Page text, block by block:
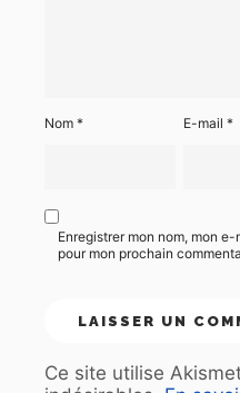
Nom * E-mail*
Enregistrer mon nom, mon
pour mon prochain
Ce site utilise